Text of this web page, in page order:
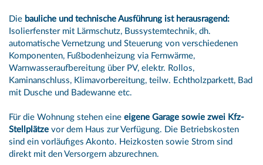
Die bauliche und technische Ausführung ist herausragend:
Isolierfenster mit Lärmschutz, Bussystemtechnik, dh.
automatische Vernetzung und Steuerung von verschiedenen
Komponenten, Fußbodenheizung via Fernwärme,
Warnwasseraufbereitung über PV, elektr. Rollos,
Kaminanschluss, Klimavorbereitung, teilw. Echtholzparkett, Bad
mit Dusche und Badewanne etc.
Für die Wohnung stehen eine eigene Garage sowie zwei Kfz-
Stellplätze vor dem Haus zur Verfügung. Die Betriebskosten
sind ein vorläufiges Akonto. Heizkosten sowie Strom sind
direkt mit den Versorgern abzurechnen.